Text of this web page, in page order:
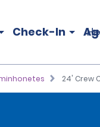
Check-In
24' Crew